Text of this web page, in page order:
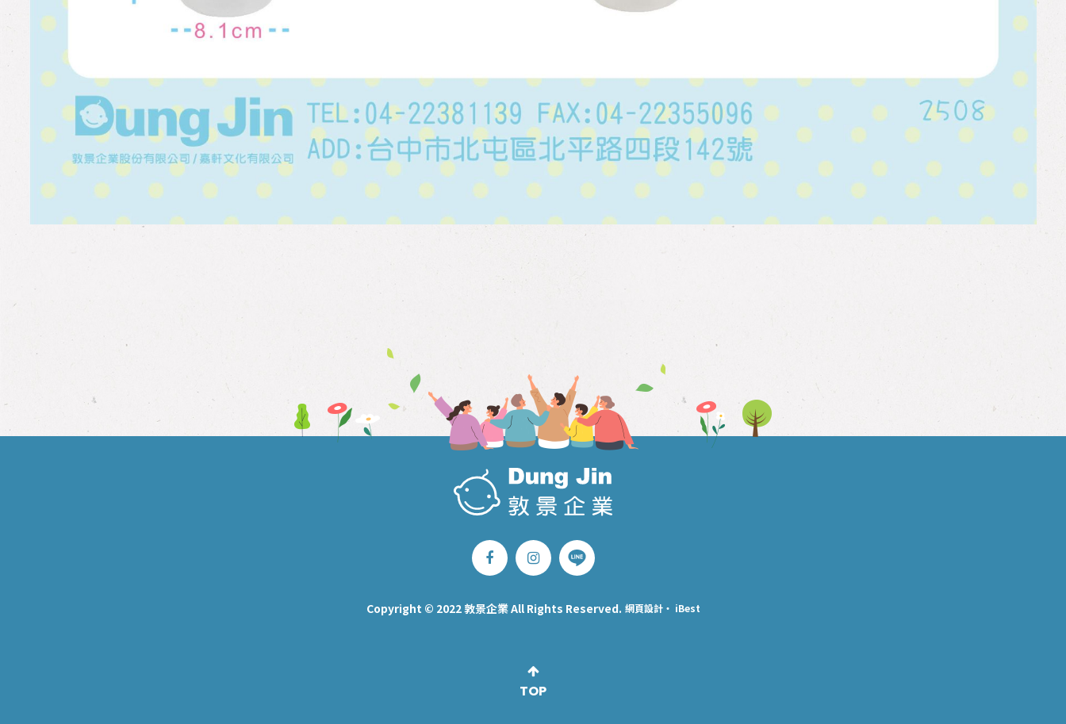
Copyright © 2022 敦景企業 All Rights Reserved. 網頁設計‧ iBest
TOP